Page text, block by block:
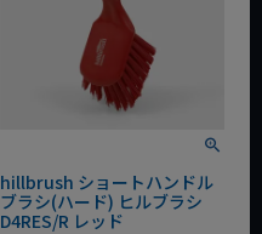
hillbrush ショートハンドル
ブラシ(ハード) ヒルブラシ
D4RES/R レッド